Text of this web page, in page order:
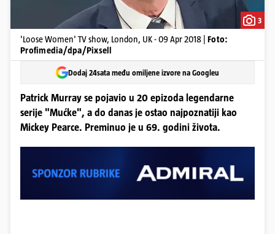
3
'Loose Women' TV show, London, UK - 09 Apr 2018 | Foto:
Profimedia/dpa/Pixsell
Dodaj 24sata među omiljene izvore na Googleu
Patrick Murray se pojavio u 20 epizoda legendarne
serije "Mućke", a do danas je ostao najpoznatiji kao
Mickey Pearce. Preminuo je u 69. godini života.